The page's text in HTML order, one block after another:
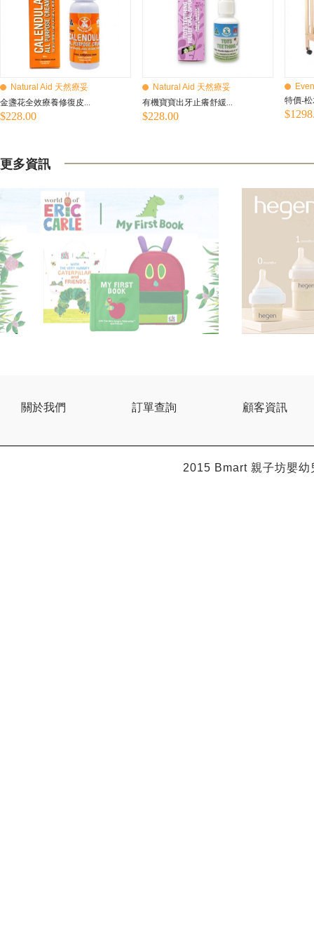
Natural Aid 天然療妥
金盞花全效療養修復皮...
$228.00
Natural Aid 天然療妥
有機寶寶出牙止癢舒緩...
$228.00
特價-
更多資訊
關於我們 訂單查詢 顧客資訊
2015 Bmart親子坊嬰幼